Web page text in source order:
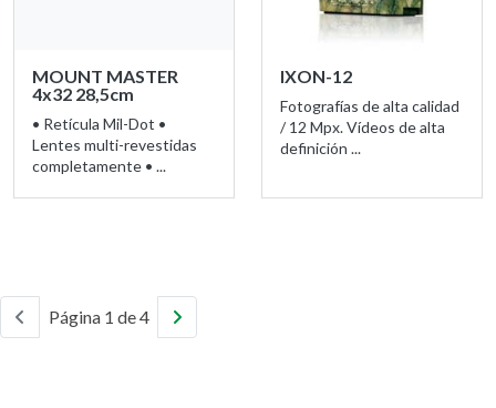
MOUNT MASTER
4x32 28,5cm
• Retícula Mil-Dot •
Lentes multi-revestidas
completamente • ...
IXON-12
Fotografías de alta calidad
/ 12 Mpx. Vídeos de alta
definición ...
Página 1 de 4